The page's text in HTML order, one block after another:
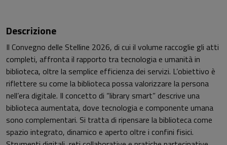
Descrizione
Il Convegno delle Stelline 2026, di cui il volume raccoglie gli atti
completi, affronta il rapporto tra tecnologia e umanità in
biblioteca, oltre la semplice efficienza dei servizi. L’obiettivo è
riflettere su come la biblioteca possa valorizzare la persona
nell’era digitale. Il concetto di “library smart” descrive una
biblioteca aumentata, dove tecnologia e componente umana
sono complementari. Si tratta di ripensare la biblioteca come
spazio integrato, dinamico e aperto oltre i confini fisici.